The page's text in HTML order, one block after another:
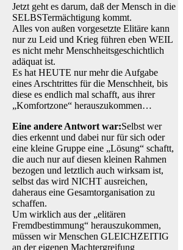
Jetzt geht es darum, daß der Mensch in die
SELBSTermächtigung kommt.
Alles von außen vorgesetzte Elitäre kann
nur zu Leid und Krieg führen eben WEIL
es nicht mehr Menschheitsgeschichtlich
adäquat ist.
Es hat HEUTE nur mehr die Aufgabe
eines Arschtrittes für die Menschheit, bis
diese es endlich mal schafft, aus ihrer
„Komfortzone“ herauszukommen…
Eine andere Antwort war:Selbst wer
dies erkennt und dabei nur für sich oder
eine kleine Gruppe eine „Lösung“ schaftt,
die auch nur auf diesen kleinen Rahmen
bezogen und letztlich auch wirksam ist,
selbst das wird NICHT ausreichen,
daheraus eine Gesamtorganisation zu
schaffen.
Um wirklich aus der „elitären
Fremdbestimmung“ herauszukommen,
müssen wir Menschen GLEICHZEITIG
an der eigenen Machtergreifung